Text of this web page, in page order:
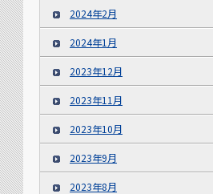
2024年2月
2024年1月
2023年12月
2023年11月
2023年10月
2023年9月
2023年8月